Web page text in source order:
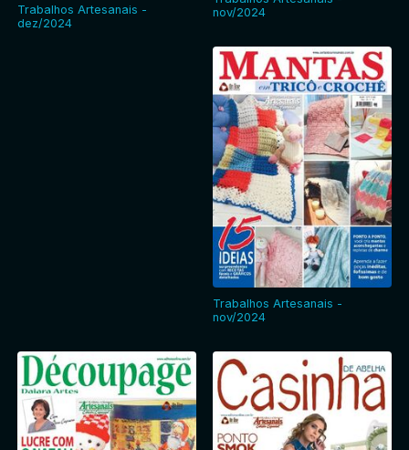
Trabalhos Artesanais -
dez/2024
nov/2024
Trabalhos Artesanais -
nov/2024